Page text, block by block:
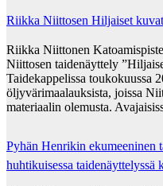
Riikka Niittosen Hiljaiset
Riikka Niittonen
Niittosen taidenäyttely
Taidekappelissa toukokuussa
öljyvärimaalauksista, joissa
materiaalin olemusta.
Pyhän Henrikin ekumeeninen
huhtikuisessa taidenäyttelyssä